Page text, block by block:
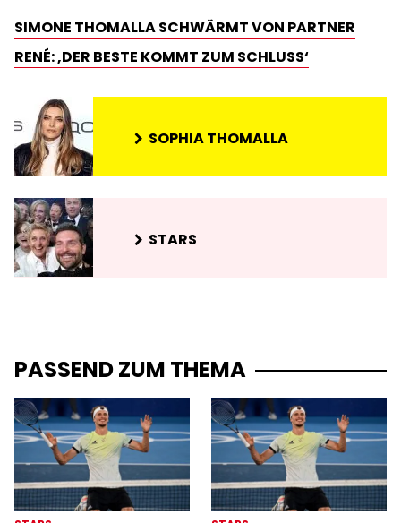
SIMONE THOMALLA SCHWÄRMT VON PARTNER
RENÉ: ‚DER BESTE KOMMT ZUM SCHLUSS‘
SOPHIA THOMALLA
STARS
PASSEND ZUM THEMA